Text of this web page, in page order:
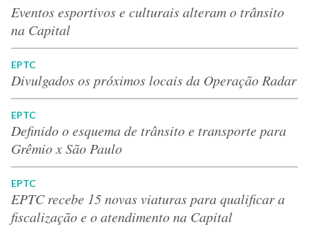
Eventos esportivos e culturais alteram o trânsito
na Capital
EPTC
Divulgados os próximos locais da Operação Radar
EPTC
Definido o esquema de trânsito e transporte para
Grêmio x São Paulo
EPTC
EPTC recebe 15 novas viaturas para qualificar a
fiscalização e o atendimento na Capital